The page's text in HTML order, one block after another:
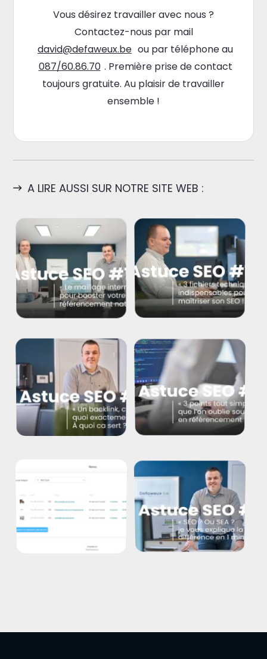
Vous désirez travailler avec nous ?
Contactez-nous par mail
david@defaweux.be ou par téléphone au
087/60.86.70 . Première prise de contact
toujours gratuite. Au plaisir de travailler
ensemble !
A LIRE AUSSI SUR NOTRE SITE WEB :